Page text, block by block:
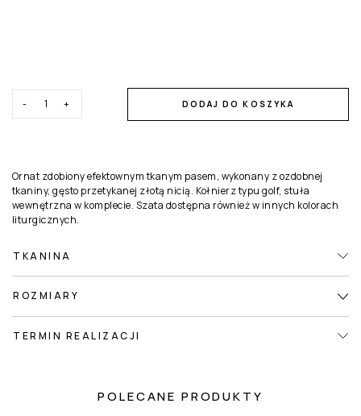
- + DODAJ DO KOSZYKA
Ornat zdobiony efektownym tkanym pasem, wykonany z ozdobnej
tkaniny, gęsto przetykanej złotą nicią. Kołnierz typu golf, stuła
wewnętrzna w komplecie. Szata dostępna również w innych kolorach
liturgicznych.
TKANINA
ROZMIARY
TERMIN REALIZACJI
POLECANE PRODUKTY